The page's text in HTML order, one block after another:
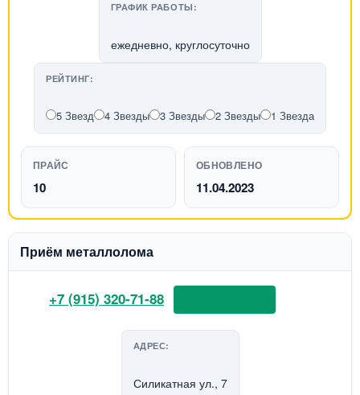
ГРАФИК РАБОТЫ:
ежедневно, круглосуточно
РЕЙТИНГ:
5 Звезд 4 Звезды 3 Звезды 2 Звезды 1 Звезда
ПРАЙС
10
ОБНОВЛЕНО
11.04.2023
Приём металлолома
+7 (915) 320-71-88
АДРЕС:
Силикатная ул., 7